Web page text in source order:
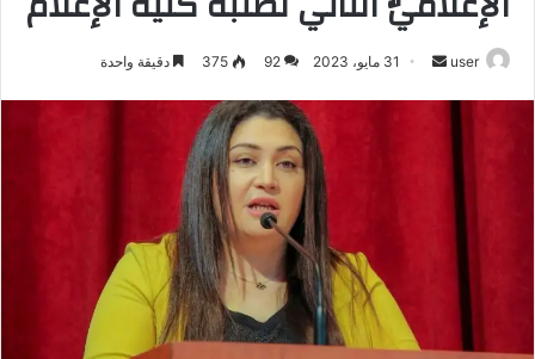
user
أرسل
31 مايو، 2023 92
375 دقيقة واحدة